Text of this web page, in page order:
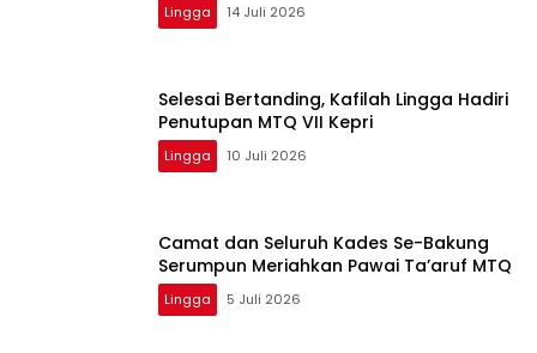
Lingga 14 Juli 2026
Selesai Bertanding, Kafilah Lingga Hadiri
Penutupan MTQ VII Kepri
Lingga 10 Juli 2026
Camat dan Seluruh Kades Se-Bakung
Serumpun Meriahkan Pawai Ta’aruf MTQ
Lingga 5 Juli 2026